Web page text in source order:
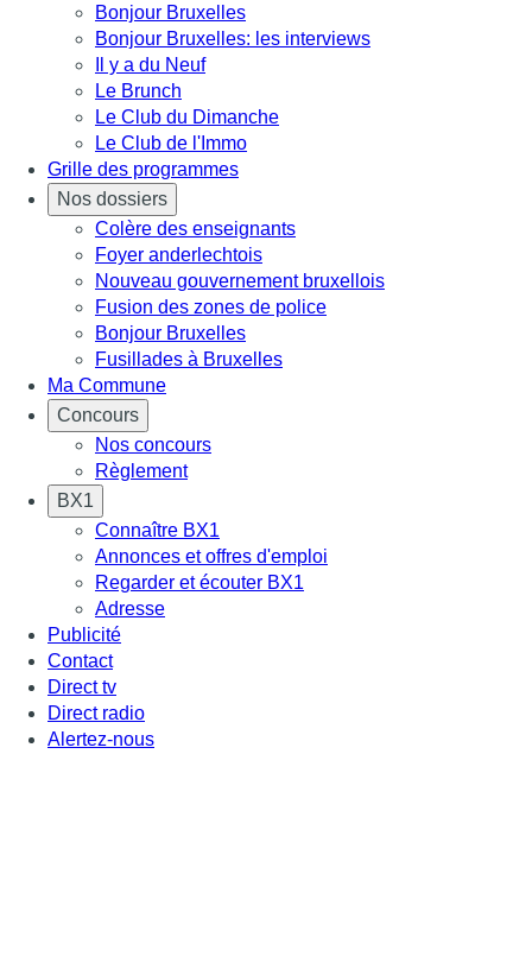
Bonjour Bruxelles
Bonjour Bruxelles: les interviews
Il y a du Neuf
Le Brunch
Le Club du Dimanche
Le Club de l'Immo
Grille des programmes
Nos dossiers
Colère des enseignants
Foyer anderlechtois
Nouveau gouvernement bruxellois
Fusion des zones de police
Bonjour Bruxelles
Fusillades à Bruxelles
Ma Commune
Concours
Nos concours
Règlement
BX1
Connaître BX1
Annonces et offres d'emploi
Regarder et écouter BX1
Adresse
Publicité
Contact
Direct tv
Direct radio
Alertez-nous